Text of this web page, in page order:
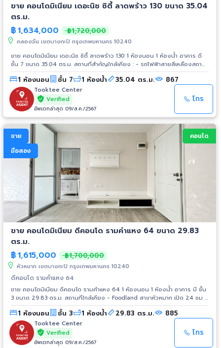
ขาย คอนโดมิเนียม เดอะนิช ซิตี้ ลาดพร้าว 130 ขนาด 35.04
ตร.ม.
฿1,634,000 ฿1,720,000
คลองจั่น เขตบางกะปิ กรุงเทพมหานคร 10240
ขาย คอนโดมิเนียม เดอะนิช ซิตี้ ลาดพร้าว 130 1 ห้องนอน 1 ห้องน้ำ อาคาร ดี
ชั้น 7 ขนาด 35.04 ตร.ม. สถานที่สำคัญใกล้เคียง : - รถไฟฟ้าสายสีเหลืองสถานี
ลาดพร้าว101 - เดอะมอลล์บางกะปิ - รพ.เวชธานี - รพ.ลาดพร้าว - แม็คโคร -
เทสโก้โลตัส - ตะวันนา - ม.รามคำแหง - ม.เอแบค - สนามราชมังคลากีฬาสถาน
1 ห้องนอน ชั้น 7 1 ห้องน้ำ 35.04 ตร.ม. 867
Tooktee Center
Verified
อัพเดทล่าสุด 09/ส.ค./2567
โทร
ขาย
มือสอง
คอนโด
ขาย คอนโดมิเนียม ดีคอนโด รามคำแหง 64 ขนาด 29.83
ตร.ม.
฿1,615,000 ฿1,700,000
หัวหมาก เขตบางกะปิ กรุงเทพมหานคร 10240
ดีคอนโด รามคำแหง 64
ขาย คอนโดมิเนียม ดีคอนโด รามคำแหง 64 1 ห้องนอน 1 ห้องน้ำ อาคาร บี ชั้น
3 ขนาด 29.83 ตร.ม. สถานที่ใกล้เคียง - Foodland สาขาหัวหมาก เปิด 24 ชม -
KFC Drive thru เปิด 24 ชม - เดอะมอลล์รามคำแหง - ท่าเรือเดอะมอลล์
รามคำแหง - บิ๊กซีรามคำแหง - แอร์พอตลิงค์ รามคำแหง
1 ห้องนอน ชั้น 3 1 ห้องน้ำ 29.83 ตร.ม. 885
Tooktee Center
Verified
อัพเดทล่าสุด 09/ส.ค./2567
โทร